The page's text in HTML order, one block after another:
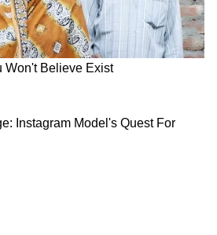
দাম
গ্রাম সোনার দাম ১৫৬১১০
১১০ টাকা কমলো।
গ্রাম সোনার দাম ১৪৩১০০